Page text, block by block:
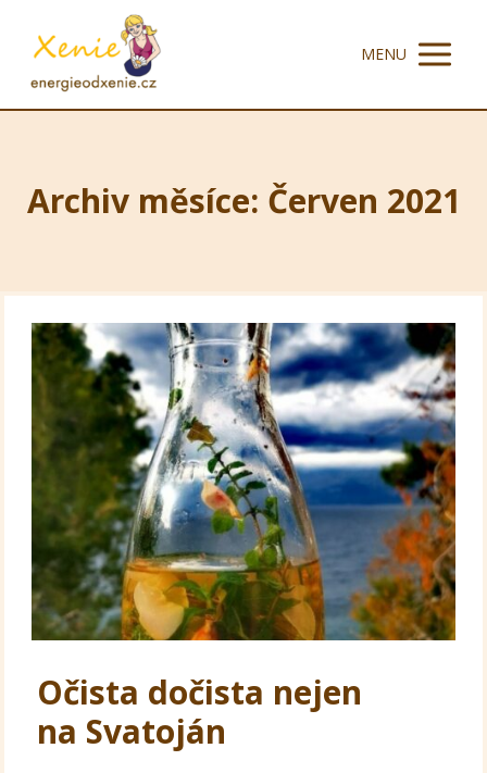
MENU
Archiv měsíce: Červen 2021
Očista dočista nejen
na Svatoján